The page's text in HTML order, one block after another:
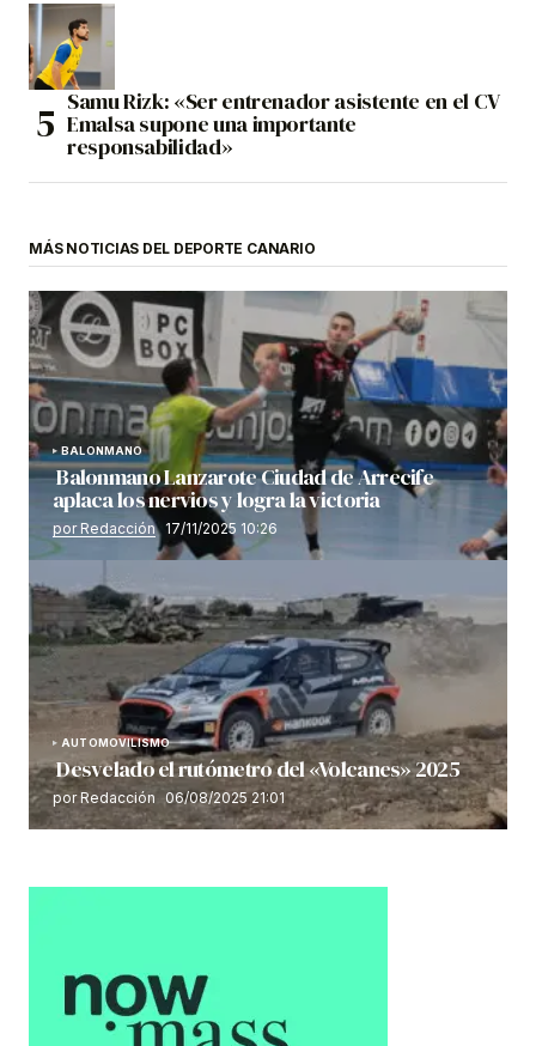
Samu Rizk: «Ser entrenador asistente en el CV
Emalsa supone una importante
responsabilidad»
MÁS NOTICIAS DEL DEPORTE CANARIO
BALONMANO
Balonmano Lanzarote Ciudad de Arrecife
aplaca los nervios y logra la victoria
por Redacción 17/11/2025 10:26
AUTOMOVILISMO
Desvelado el rutómetro del «Volcanes» 2025
por Redacción 06/08/2025 21:01